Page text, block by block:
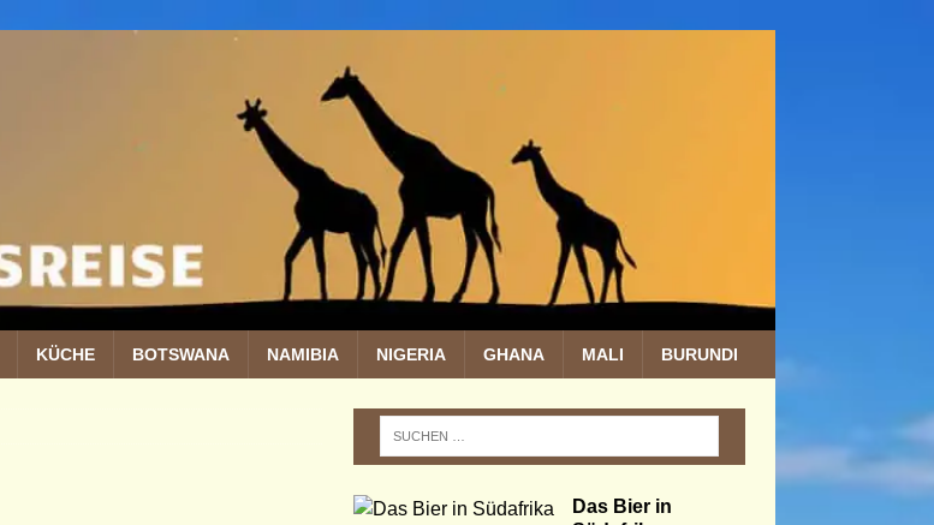
KÜCHE BOTSWANA NAMIBIA NIGERIA GHANA MALI BURUNDI
Das Bier in